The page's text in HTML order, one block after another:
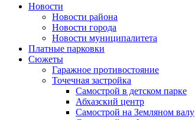
Новости
Новости района
Новости города
Новости муниципалитета
Платные парковки
Сюжеты
Гаражное противостояние
Точечная застройка
Самострой в детском парке
Абхазский центр
Самострой на Земляном валу